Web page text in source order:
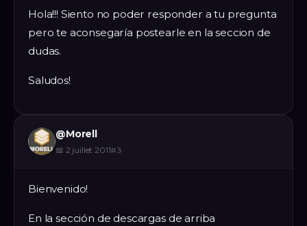
Hola!!! Siento no poder responder a tu pregunta
pero te aconsegaría postearle en la seccion de
dudas.
Saludos!
@Morell
📅 2 juillet 2011#3
Bienvenido!
En la sección de descargas de arriba